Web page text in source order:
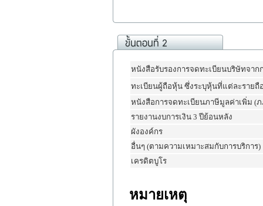
หนังสือรับรองการจดทะเบียนบริษัทจา
ทะเบียนผู้ถือหุ้น ซึ่งระบุหุ้นที่แต่ละรายถื
หนังสือการจดทะเบียนภาษีมูลค่าเพิ่ม (ภ
รายงานงบการเงิน 3 ปีย้อนหลัง
ผังองค์กร
อื่นๆ (ตามความเหมาะสมกับการบริการ)
เครดิตบูโร
หมายเหตุ